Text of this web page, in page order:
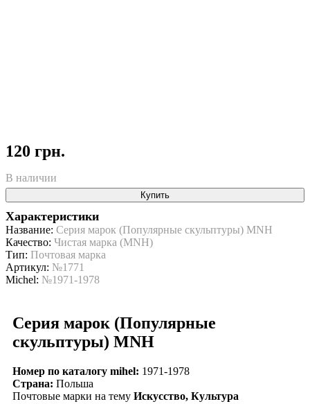
120 грн.
В наличии
Купить
Характеристики
Название: Серия марок (Популярные скульптуры) MNH
Качество: Чистая марка (MNH)
Тип: Почтовая марка
Артикул: №1771
Michel: №1971-1978
Серия марок (Популярные
скульптуры) MNH
Номер по каталогу mihel: 1971-1978
Страна: Польша
Почтовые марки на тему Искусство, Культура